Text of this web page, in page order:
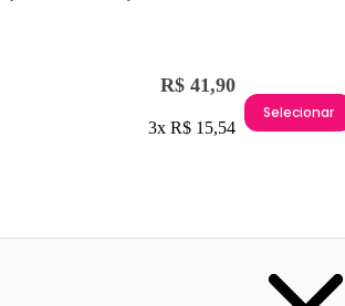
R$ 41,90
3x R$ 15,54
Selecionar